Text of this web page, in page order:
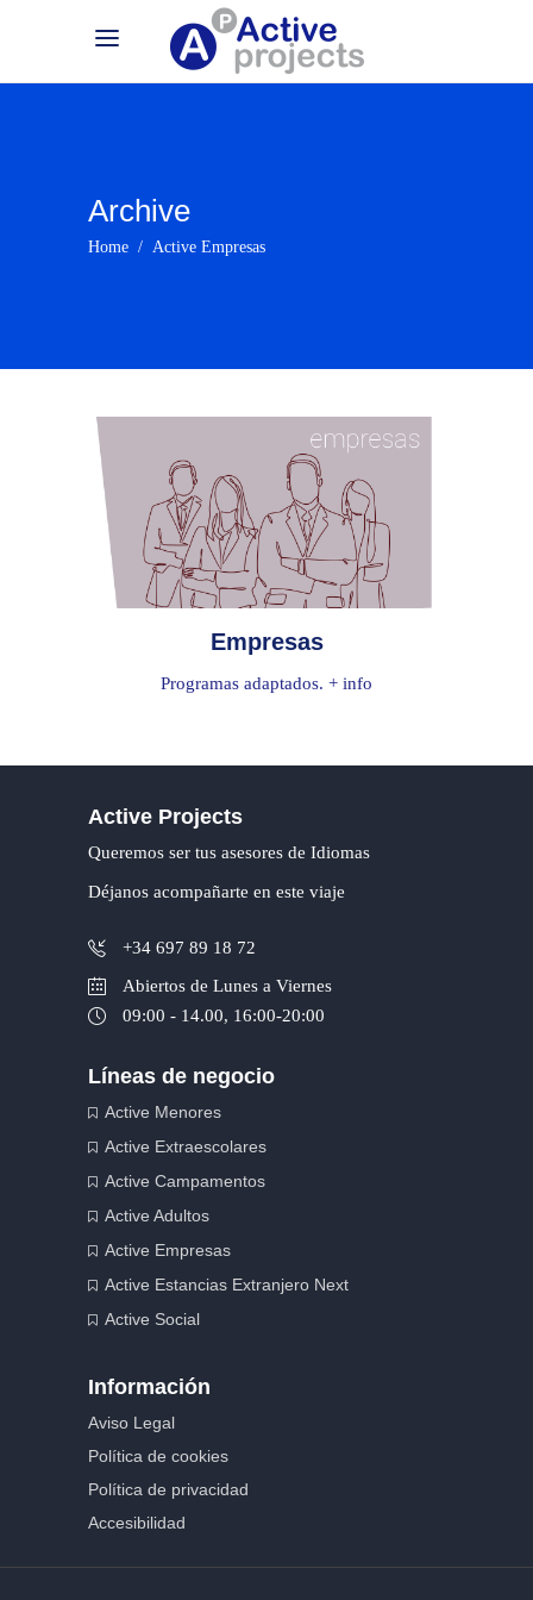
Archive
Home / Active Empresas
Empresas
Programas adaptados. + info
Active Projects
Queremos ser tus asesores de Idiomas
Déjanos acompañarte en este viaje
+34 697 89 18 72
Abiertos de Lunes a Viernes
09:00 - 14.00, 16:00-20:00
Líneas de negocio
Active Menores
Active Extraescolares
Active Campamentos
Active Adultos
Active Empresas
Active Estancias Extranjero Next
Active Social
Información
Aviso Legal
Política de cookies
Política de privacidad
Accesibilidad